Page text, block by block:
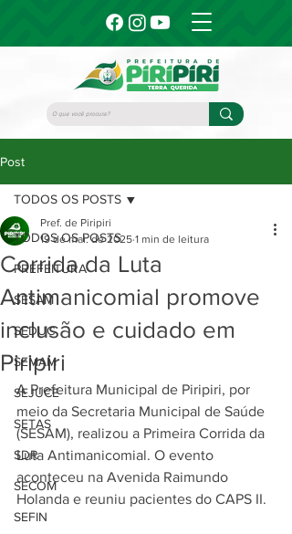
Post
TODOS OS POSTS
PREFEITURA
SESAM
SEDUC
SEMAM
SEJUCE
SETAS
SDR
SECOM
SEFIN
TODOS OS POSTS
Corrida da Luta
Antimanicomial promove
inclusão e cuidado em
Piripiri
Pref. de Piripiri
19 de mai. de 2025 1 min de leitura
A Prefeitura Municipal de Piripiri, por
meio da Secretaria Municipal de Saúde
(SESAM), realizou a Primeira Corrida da
Luta Antimanicomial. O evento
aconteceu na Avenida Raimundo
Holanda e reuniu pacientes do CAPS II.